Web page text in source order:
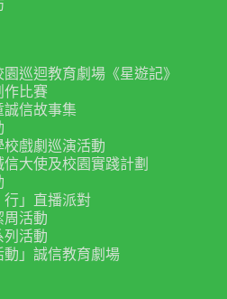
巡迴教育劇場《星遊記》
作比賽
信故事集
校戲劇巡演活動
信大使及校園實踐計劃
行」直播派對
周活動
列活動
動」誠信教育劇場